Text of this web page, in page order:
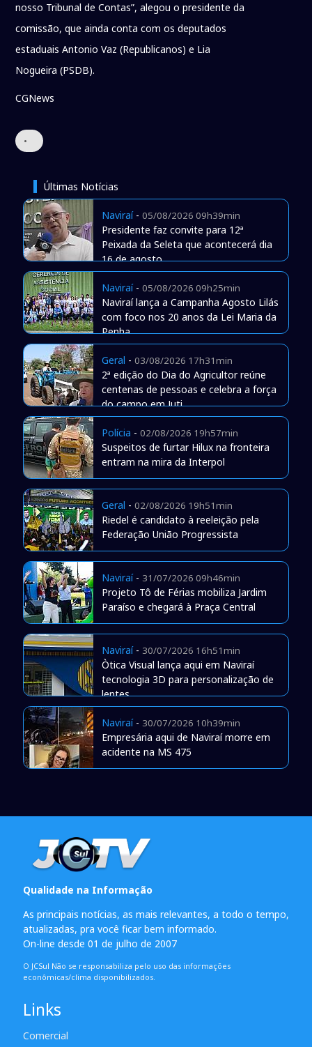
nosso Tribunal de Contas”, alegou o presidente da
comissão, que ainda conta com os deputados
estaduais Antonio Vaz (Republicanos) e Lia
Nogueira (PSDB).
CGNews
•
Últimas Notícias
Naviraí- 05/08/2026 09h39min
Presidente faz convite para 12ª
Peixada da Seleta que acontecerá dia
16 de agosto
Naviraí- 05/08/2026 09h25min
Naviraí lança a Campanha Agosto Lilás
com foco nos 20 anos da Lei Maria da
Penha
Geral - 03/08/2026 17h31min
2ª edição do Dia do Agricultor reúne
centenas de pessoas e celebra a força
do campo em Juti
Polícia - 02/08/2026 19h57min
Suspeitos de furtar Hilux na fronteira
entram na mira da Interpol
Geral - 02/08/2026 19h51min
Riedel é candidato à reeleição pela
Federação União Progressista
Naviraí- 31/07/2026 09h46min
Projeto Tô de Férias mobiliza Jardim
Paraíso e chegará à Praça Central
Naviraí- 30/07/2026 16h51min
Òtica Visual lança aqui em Naviraí
tecnologia 3D para personalização de
lentes
Naviraí- 30/07/2026 10h39min
Empresária aqui de Naviraí morre em
acidente na MS 475
Qualidade na Informação
As principais notícias, as mais relevantes, a todo o tempo,
atualizadas, pra você ficar bem informado.
On-line desde 01 de julho de 2007
O JCSul Não se responsabiliza pelo uso das informações
econômicas/clima disponibilizados.
Links
Comercial